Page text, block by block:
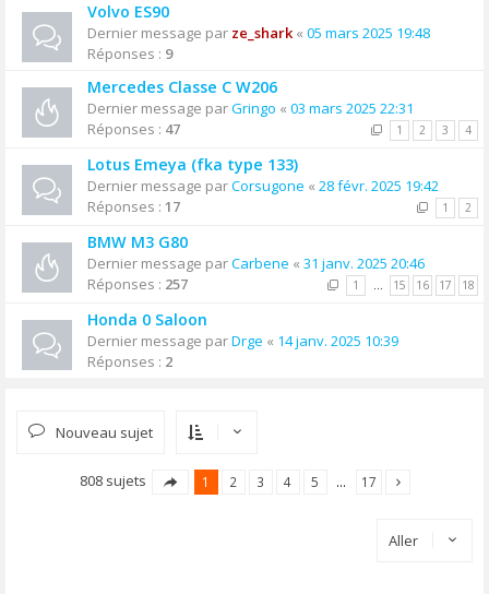
Volvo ES90
Dernier message par ze_shark« 05 mars 2025 19:48
Réponses : 9
Mercedes Classe C W206
Dernier message parGringo « 03 mars 2025 22:31
Réponses : 47 1 2 3 4
Lotus Emeya (fka type 133)
Dernier message parCorsugone « 28 févr. 2025 19:42
Réponses : 17 1 2
BMW M3 G80
Dernier message parCarbene « 31 janv. 2025 20:46
Réponses : 257 1 … 15 16 17 18
Honda 0 Saloon
Dernier message parDrge « 14 janv. 2025 10:39
Réponses : 2
Nouveau sujet
808 sujets 1 2 3 4 5 … 17
Aller